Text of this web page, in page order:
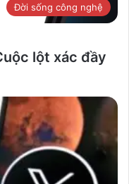
Đời sống công nghệ
lột xác đầy